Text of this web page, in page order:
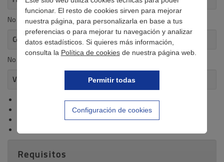
funcionar. El resto de cookies sirven para mejorar
nuestra página, para personalizarla en base a tus
preferencias o para mejorar tu navegación y analizar
datos estadísticos. Si quieres más información,
consulta la Política de cookiesde nuestra página web.
Permitir todas
Configuración de cookies
No importa la finalidad a la que vaya destinado
Coste de 100 € (cien Euros) a 30 días (treinta)
No se detalla
Ventajas del crédito
Adelanto de nómina de hasta 12.000 €
Sin gastos notariales
Sin comisión por estudio
Requisitos